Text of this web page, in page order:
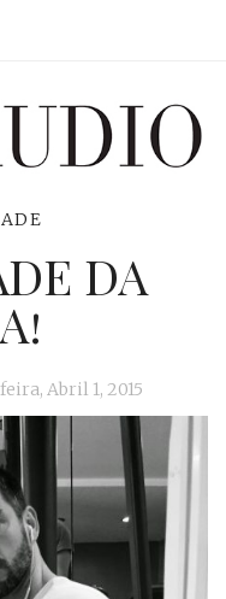
DA
Abril 1, 2015